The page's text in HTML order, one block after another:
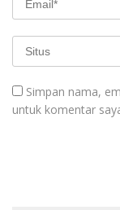
Simpan nama,
untuk komentar